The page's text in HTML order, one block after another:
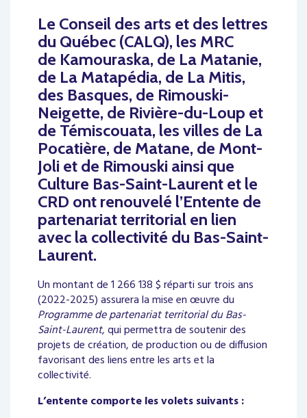
Le Conseil des arts et des lettres
du Québec (CALQ), les MRC
de Kamouraska, de La Matanie,
de La Matapédia, de La Mitis,
des Basques, de Rimouski-
Neigette, de Rivière-du-Loup et
de Témiscouata, les villes de La
Pocatière, de Matane, de Mont-
Joli et de Rimouski ainsi que
Culture Bas-Saint-Laurent et le
CRD ont renouvelé l’Entente de
partenariat territorial en lien
avec la collectivité du Bas-Saint-
Laurent.
Un montant de 1 266 138 $ réparti sur trois ans
(2022-2025) assurera la mise en œuvre du
Programme de partenariat territorial du Bas-
Saint-Laurent, qui permettra de soutenir des
projets de création, de production ou de diffusion
favorisant des liens entre les arts et la
collectivité.
L’entente comporte les volets suivants :